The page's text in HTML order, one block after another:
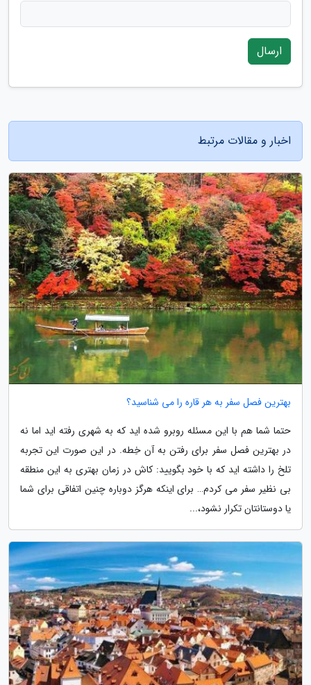
ارسال
اخبار و مقالات مرتبط
بهترین فصل سفر به هر قاره را می شناسید؟
حتما شما هم با این مسئله روبرو شده اید که به شهری رفته اید اما نه
در بهترین فصل سفر برای رفتن به آن خِطه. در این صورت این تجربه
تلخ را داشته اید که با خود بگویید: کاش در زمان بهتری به این منطقه
بی نظیر سفر می کردم… برای اینکه هرگز دوباره چنین اتفاقی برای شما
یا دوستانتان تکرار نشود،...